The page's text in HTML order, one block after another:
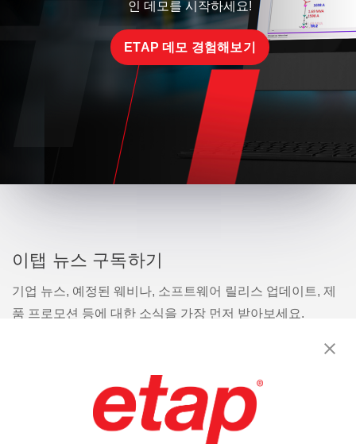
인 데모를 시작하세요!
ETAP 데모 경험해보기
이탭 뉴스 구독하기
기업 뉴스, 예정된 웨비나, 소프트웨어 릴리스 업데이트, 제
품 프로모션 등에 대한 소식을 가장 먼저 받아보세요.
이용 약관 | 개인정보처리방침